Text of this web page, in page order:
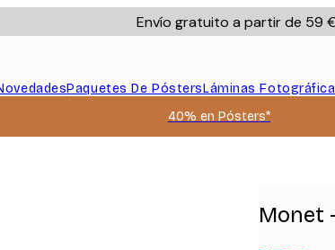
Envío gratuito a partir de 59
Paquetes De PóstersLáminas
40% en Pósters*
Monet